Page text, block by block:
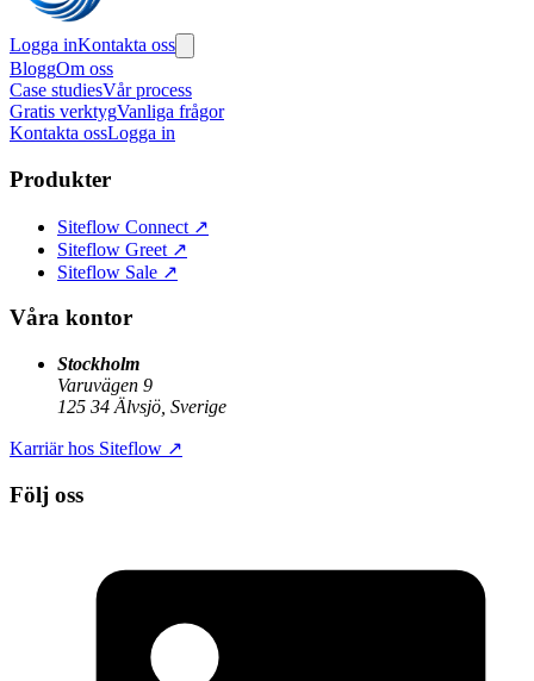
Logga inKontakta oss
BloggOm oss
Case studiesVår process
Gratis verktygVanliga frågor
Kontakta ossLogga in
Produkter
Siteflow Connect ↗
Siteflow Greet ↗
Siteflow Sale ↗
Våra kontor
Stockholm
Varuvägen 9
125 34 Älvsjö, Sverige
Karriär hos Siteflow ↗
Följ oss